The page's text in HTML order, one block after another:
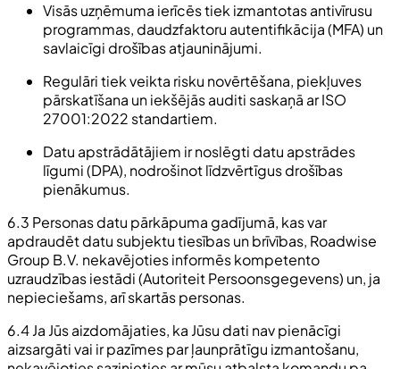
Visās uzņēmuma ierīcēs tiek izmantotas antivīrusu
programmas, daudzfaktoru autentifikācija (MFA) un
savlaicīgi drošības atjauninājumi.
Regulāri tiek veikta risku novērtēšana, piekļuves
pārskatīšana un iekšējās auditi saskaņā ar ISO
27001:2022 standartiem.
Datu apstrādātājiem ir noslēgti datu apstrādes
līgumi (DPA), nodrošinot līdzvērtīgus drošības
pienākumus.
6.3 Personas datu pārkāpuma gadījumā, kas var
apdraudēt datu subjektu tiesības un brīvības, Roadwise
Group B.V. nekavējoties informēs kompetento
uzraudzības iestādi (Autoriteit Persoonsgegevens) un, ja
nepieciešams, arī skartās personas.
6.4 Ja Jūs aizdomājaties, ka Jūsu dati nav pienācīgi
aizsargāti vai ir pazīmes par ļaunprātīgu izmantošanu,